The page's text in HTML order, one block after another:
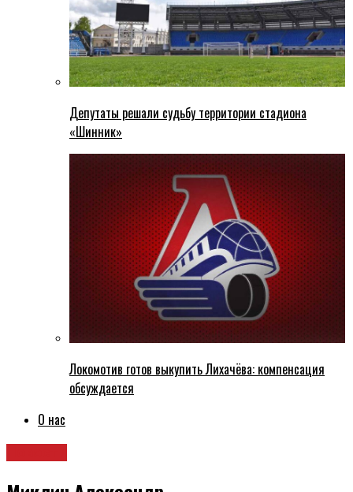
Депутаты решали судьбу территории стадиона
«Шинник»
Локомотив готов выкупить Лихачёва: компенсация
обсуждается
О нас